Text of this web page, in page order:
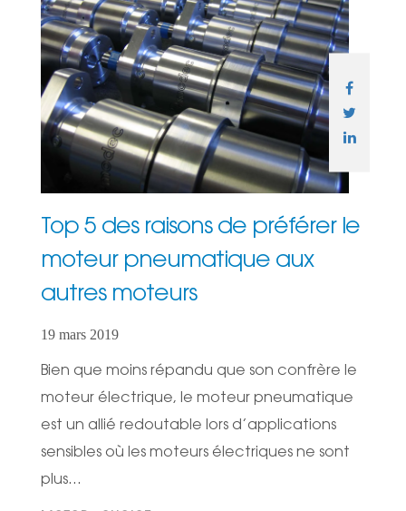
Top 5 des raisons de préférer le
moteur pneumatique aux
autres moteurs
19 mars 2019
Bien que moins répandu que son confrère le
moteur électrique, le moteur pneumatique
est un allié redoutable lors d’applications
sensibles où les moteurs électriques ne sont
plus...